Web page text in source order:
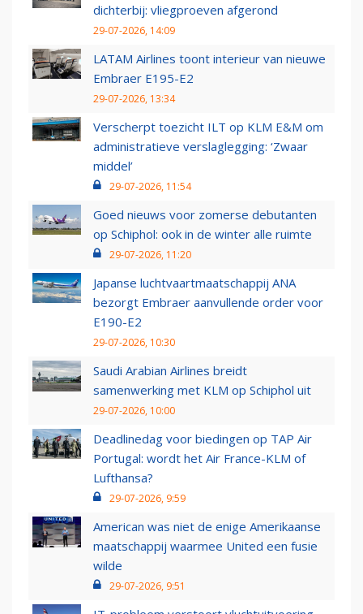
dichterbij: vliegproeven afgerond
29-07-2026, 14:09
LATAM Airlines toont interieur van nieuwe
Embraer E195-E2
29-07-2026, 13:34
Verscherpt toezicht ILT op KLM E&M om
administratieve verslaglegging: ‘Zwaar
middel’
29-07-2026, 11:54
Goed nieuws voor zomerse debutanten
op Schiphol: ook in de winter alle ruimte
29-07-2026, 11:20
Japanse luchtvaartmaatschappij ANA
bezorgt Embraer aanvullende order voor
E190-E2
29-07-2026, 10:30
Saudi Arabian Airlines breidt
samenwerking met KLM op Schiphol uit
29-07-2026, 10:00
Deadlinedag voor biedingen op TAP Air
Portugal: wordt het Air France-KLM of
Lufthansa?
29-07-2026, 9:59
American was niet de enige Amerikaanse
maatschappij waarmee United een fusie
wilde
29-07-2026, 9:51